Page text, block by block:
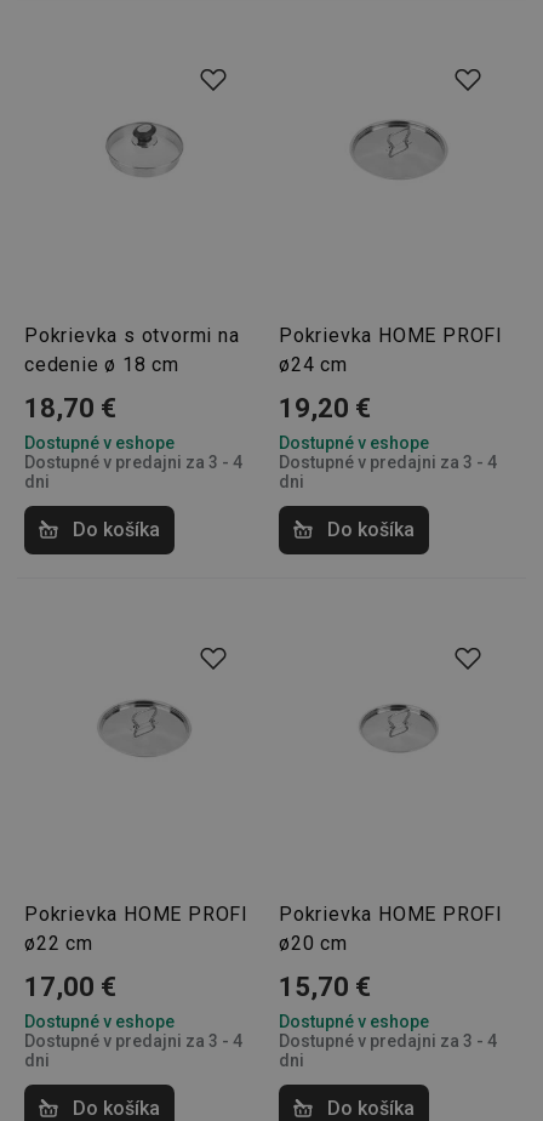
Pokrievka s otvormi na
cedenie ø 18 cm
18,70 €
Dostupné v eshope
Dostupné v predajni za 3 - 4
dni
Do košíka
Pokrievka HOME PROFI
ø24 cm
19,20 €
Dostupné v eshope
Dostupné v predajni za 3 - 4
dni
Do košíka
Pokrievka HOME PROFI
ø22 cm
17,00 €
Dostupné v eshope
Dostupné v predajni za 3 - 4
dni
Do košíka
Pokrievka HOME PROFI
ø20 cm
15,70 €
Dostupné v eshope
Dostupné v predajni za 3 - 4
dni
Do košíka